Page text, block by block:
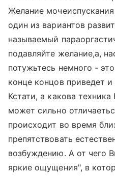
Желание
один из вариантов
называемый
подавляйте желание,а,
потужьтесь немного -
конце концов приведет
Кстати, а какова
может сильно
происходит во время
препятствовать
возбуждению. А от чего
яркие ощущения", в